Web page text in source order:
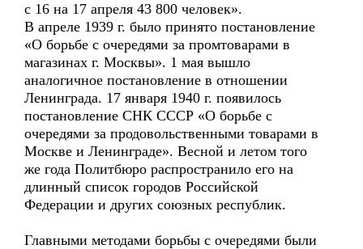
с 16 на 17 апреля 43 800 человек».
В апреле 1939 г. было принято постановление
«О борьбе с очередями за промтоварами в
магазинах г. Москвы». 1 мая вышло
аналогичное постановление в отношении
Ленинграда. 17 января 1940 г. появилось
постановление СНК СССР «О борьбе с
очередями за продовольственными товарами в
Москве и Ленинграде». Весной и летом того
же года Политбюро распространило его на
длинный список городов Российской
Федерации и других союзных республик.
Главными методами борьбы с очередями были